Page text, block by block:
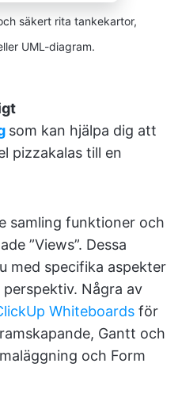
säkert rita tankekartor,
UML-diagram.
som kan hjälpa dig att
pizzakalas till en
samling funktioner och
”Views”. Dessa
med specifika aspekter
Några av
Whiteboards för
Gantt och
och Form